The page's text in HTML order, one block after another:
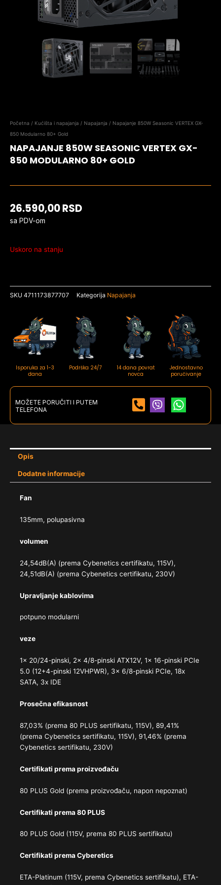
Početna / Kućišta i napajanja / Napajanja / Napajanje 850W Seasonic VERTEX GX-
850 Modularno 80+ Gold
NAPAJANJE 850W SEASONIC VERTEX GX-
850 MODULARNO 80+ GOLD
26.590,00RSD
sa PDV-om
Uskoro na stanju
SKU 4711173877707 Kategorija Napajanja
Isporuka za 1-3
dana
Podrška 24/7
14 dana povrat
novca
Jednostavno
poručivanje
MOŽETE PORUČITI I PUTEM
TELEFONA
Opis
Dodatne informacije
Fan
135mm, polupasivna
volumen
24,54dB(A) (prema Cybenetics certifikatu, 115V),
24,51dB(A) (prema Cybenetics certifikatu, 230V)
Upravljanje kablovima
potpuno modularni
veze
1x 20/​24-pinski, 2x 4/​8-pinski ATX12V, 1x 16-pinski PCIe
5.0 (12+4-pinski 12VHPWR), 3x 6/​8-pinski PCIe, 18x
SATA, 3x IDE
Prosečna efikasnost
87,03% (prema 80 PLUS sertifikatu, 115V), 89,41%
(prema Cybenetics sertifikatu, 115V), 91,46% (prema
Cybenetics sertifikatu, 230V)
Certifikati prema proizvođaču
80 PLUS Gold (prema proizvođaču, napon nepoznat)
Certifikati prema 80 PLUS
80 PLUS Gold (115V, prema 80 PLUS sertifikatu)
Certifikati prema Cyberetics
ETA-Platinum (115V, prema Cybenetics sertifikatu), ETA-